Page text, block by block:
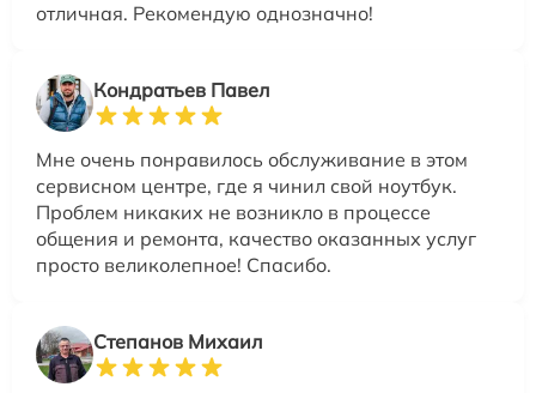
отличная. Рекомендую однозначно!
Кондратьев Павел
Мне очень понравилось обслуживание в этом
сервисном центре, где я чинил свой ноутбук.
Проблем никаких не возникло в процессе
общения и ремонта, качество оказанных услуг
просто великолепное! Спасибо.
Степанов Михаил